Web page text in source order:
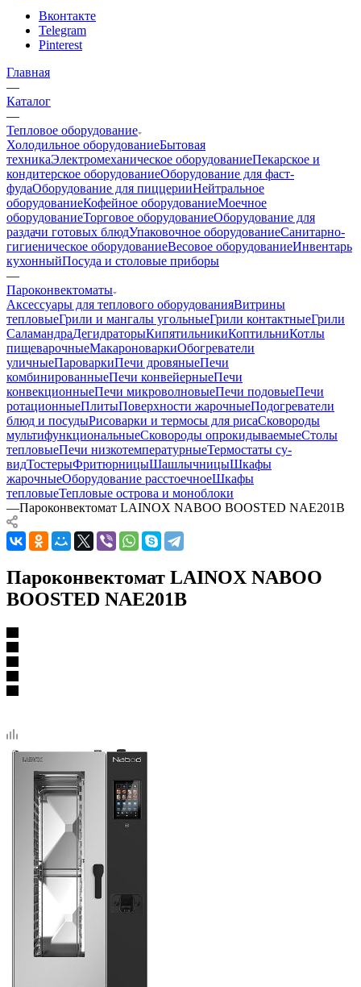
Вконтакте
Telegram
Pinterest
Главная
—
Каталог
—
Тепловое оборудование
Холодильное оборудованиеБытовая
техникаЭлектромеханическое оборудованиеПекарское и
кондитерское оборудованиеОборудование для фаст-
фудаОборудование для пиццерииНейтральное
оборудованиеКофейное оборудованиеМоечное
оборудованиеТорговое оборудованиеОборудование для
раздачи готовых блюдУпаковочное оборудованиеСанитарно-
гигиеническое оборудованиеВесовое оборудованиеИнвентарь
кухонныйПосуда и столовые приборы
—
Пароконвектоматы
Аксессуары для теплового оборудованияВитрины
тепловыеГрили и мангалы угольныеГрили контактныеГрили
СаламандраДегидраторыКипятильникиКоптильниКотлы
пищеварочныеМакароноваркиОбогреватели
уличныеПароваркиПечи дровяныеПечи
комбинированныеПечи конвейерныеПечи
конвекционныеПечи микроволновыеПечи подовыеПечи
ротационныеПлитыПоверхности жарочныеПодогреватели
блюд и посудыРисоварки и термосы для рисаСковороды
мультифункциональныеСковороды опрокидываемыеСтолы
тепловыеПечи низкотемпературныеТермостаты су-
видТостерыФритюрницыШашлычницыШкафы
жарочныеОборудование расстоечноеШкафы
тепловыеТепловые острова и моноблоки
—Пароконвектомат LAINOX NABOO BOOSTED NAE201B
Пароконвектомат LAINOX NABOO
BOOSTED NAE201B